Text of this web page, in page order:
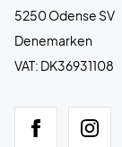
5250 Odense SV
Denemarken
VAT: DK36931108